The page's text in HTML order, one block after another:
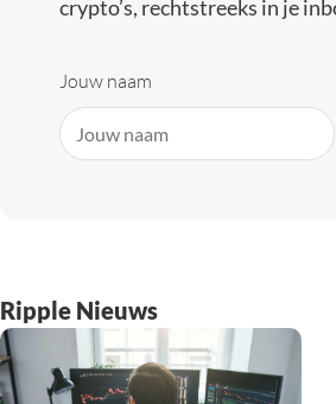
crypto’s, rechtstreeks in je
Jouw naam
Ripple Nieuws